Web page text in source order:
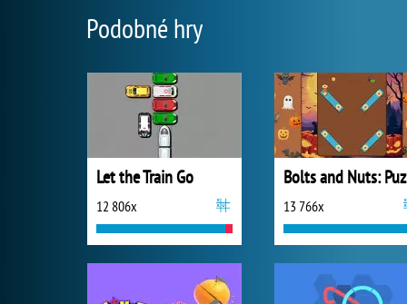
Podobné hry
Let the Train Go
12 806x 13 766x